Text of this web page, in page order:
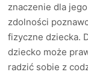
znaczenie dla
zdolności
fizyczne dziecka.
dziecko może
radzić sobie z